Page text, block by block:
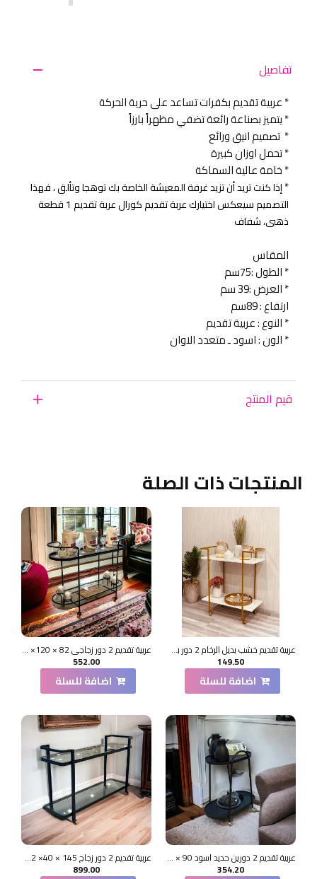
تفاصيل
* عربية تقديم بكفرات تساعد على حرية الحركة
* يتميز بصناعة رائعة تضفي مظهراً بارزاً
* تصميم انيق ورائع
* تحمل اوزان كبيرة
* خامة عالية السماكة
*إذا كنت تريد أن تزيد غرفة المعيشة الخاصة بك توهجا وتألق ، فهذا
التصميم سيعكس اختيارك عربة تقديم كورال عربة تقديم 1 قطعة
ذهبى، شفاف
المقاس
* الطول :75سم
* العرض :39 سم
ارتفاع : 89سم
* النوع : عربية تقديم
* الون : اسود ـ متعدد الاوان
قيم المنتج
المنتجات ذات الصلة
عربية تقديم خشب بديل الرخام 2 دور بكفرات سهلة الحركة (80*42*97)سم
149.50
اضافة للسلة
عربية تقديم 2 دور زجاجي 82 × 120× 37سم
552.00
اضافة للسلة
عربية تقديم 2 دورين حديد اسود 90 × 40× 60سم
354.20
عربية تقديم 2 دور زجاج 145 × 40× 92سم
899.00